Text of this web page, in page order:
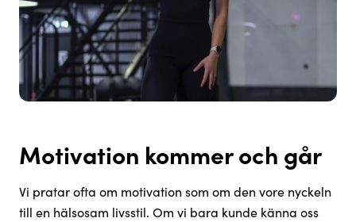
Motivation kommer och går
Vi pratar ofta om motivation som om den vore nyckeln
till en hälsosam livsstil. Om vi bara kunde känna oss